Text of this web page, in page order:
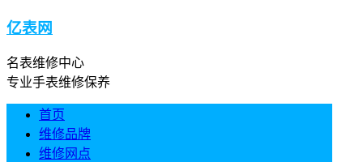
亿表网
名表维修中心
专业手表维修保养
首页
维修品牌
维修网点